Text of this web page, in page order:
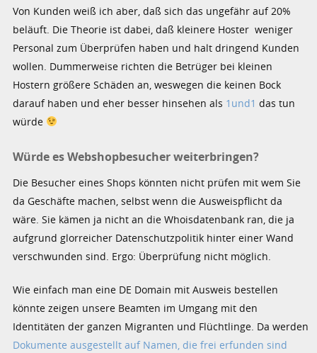
Von Kunden weiß ich aber, daß sich das ungefähr auf 20%
beläuft. Die Theorie ist dabei, daß kleinere Hoster weniger
Personal zum Überprüfen haben und halt dringend Kunden
wollen. Dummerweise richten die Betrüger bei kleinen
Hostern größere Schäden an, weswegen die keinen Bock
darauf haben und eher besser hinsehen als 1und1 das tun
würde
Würde es Webshopbesucher weiterbringen?
Die Besucher eines Shops könnten nicht prüfen mit wem Sie
da Geschäfte machen, selbst wenn die Ausweispflicht da
wäre. Sie kämen ja nicht an die Whoisdatenbank ran, die ja
aufgrund glorreicher Datenschutzpolitik hinter einer Wand
verschwunden sind. Ergo: Überprüfung nicht möglich.
Wie einfach man eine DE Domain mit Ausweis bestellen
könnte zeigen unsere Beamten im Umgang mit den
Identitäten der ganzen Migranten und Flüchtlinge. Da werden
Dokumente ausgestellt auf Namen, die frei erfunden sind